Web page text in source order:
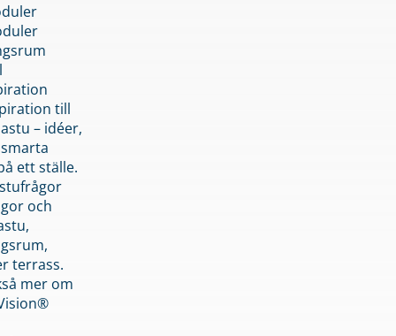
till
– idéer,
ett ställe.
och
terrass.
mer om